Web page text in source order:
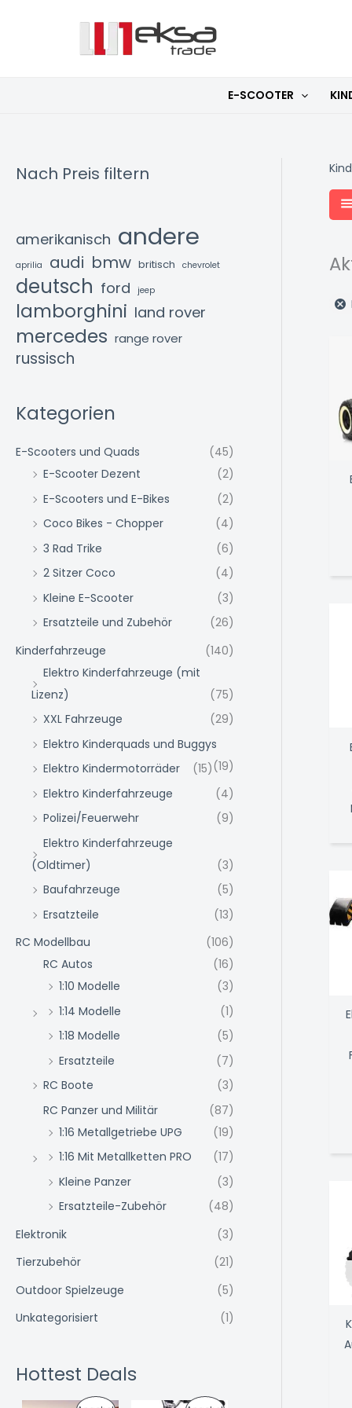
E-SCOOTER
Nach Preis filtern
amerikanisch andere
aprilia audi bmw britisch chevrolet
deutsch ford jeep
lamborghini land rover
mercedes range rover
russisch
Kategorien
E-Scooters und Quads
(45)
E-Scooter Dezent
(2)
E-Scooters und E-Bikes
(2)
Coco Bikes - Chopper
(4)
3 Rad Trike
(6)
2 Sitzer Coco
(4)
Kleine E-Scooter
(3)
Ersatzteile und Zubehör
(26)
Kinderfahrzeuge
(140)
Elektro Kinderfahrzeuge (mit
Lizenz)
(75)
XXL Fahrzeuge
(29)
Elektro Kinderquads und Buggys
(19)
Elektro Kindermotorräder
(15)
Elektro Kinderfahrzeuge
(4)
Polizei/Feuerwehr
(9)
Elektro Kinderfahrzeuge
(Oldtimer)
(3)
Baufahrzeuge
(5)
Ersatzteile
(13)
RC Modellbau
(106)
RC Autos
(16)
1:10 Modelle
(3)
1:14 Modelle
(1)
1:18 Modelle
(5)
Ersatzteile
(7)
RC Boote
(3)
RC Panzer und Militär
(87)
1:16 Metallgetriebe UPG
(19)
1:16 Mit Metallketten PRO
(17)
Kleine Panzer
(3)
Ersatzteile-Zubehör
(48)
Elektronik
(3)
Tierzubehör
(21)
Outdoor Spielzeuge
(5)
Unkategorisiert
(1)
Hottest Deals